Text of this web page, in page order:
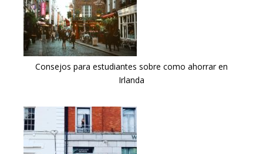
Consejos para estudiantes sobre como ahorrar en
Irlanda